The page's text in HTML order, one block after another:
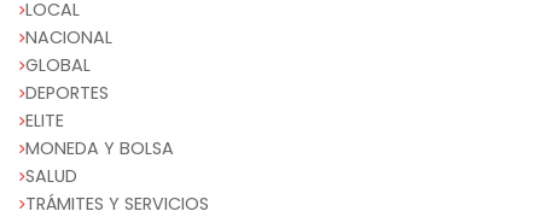
LOCAL
NACIONAL
GLOBAL
DEPORTES
ELITE
MONEDA Y BOLSA
SALUD
TRÁMITES Y SERVICIOS